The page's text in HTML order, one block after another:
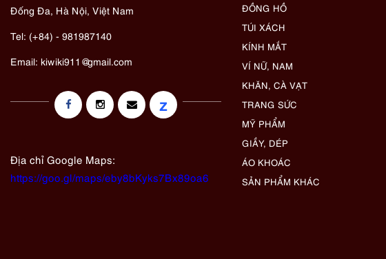
Đống Đa, Hà Nội, Việt Nam
Tel: (+84) - 981987140
Email: kiwiki911@gmail.com
z
Địa chỉ Google Maps:
https://goo.gl/maps/eby8bKyks7Bx89oa6
ĐỒNG HỒ
TÚI XÁCH
KÍNH MẮT
VÍ NỮ, NAM
KHĂN, CÀ VẠT
TRANG SỨC
MỸ PHẨM
GIẦY, DÉP
ÁO KHOÁC
SẢN PHẨM KHÁC